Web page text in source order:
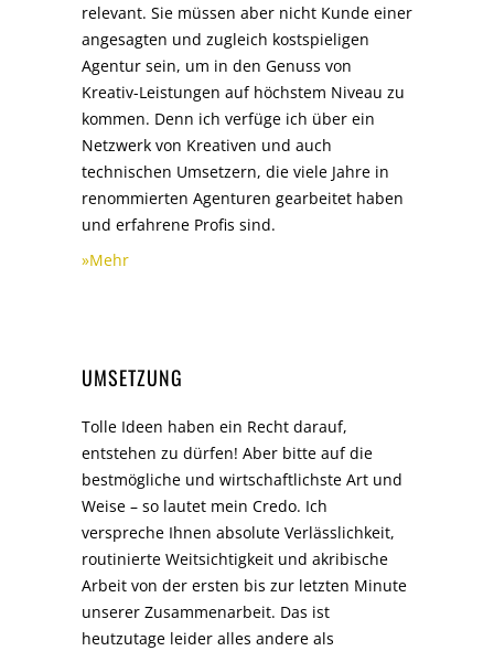
relevant. Sie müssen aber nicht Kunde einer
angesagten und zugleich kostspieligen
Agentur sein, um in den Genuss von
Kreativ-Leistungen auf höchstem Niveau zu
kommen. Denn ich verfüge ich über ein
Netzwerk von Kreativen und auch
technischen Umsetzern, die viele Jahre in
renommierten Agenturen gearbeitet haben
und erfahrene Profis sind.
»Mehr
UMSETZUNG
Tolle Ideen haben ein Recht darauf,
entstehen zu dürfen! Aber bitte auf die
bestmögliche und wirtschaftlichste Art und
Weise – so lautet mein Credo. Ich
verspreche Ihnen absolute Verlässlichkeit,
routinierte Weitsichtigkeit und akribische
Arbeit von der ersten bis zur letzten Minute
unserer Zusammenarbeit. Das ist
heutzutage leider alles andere als